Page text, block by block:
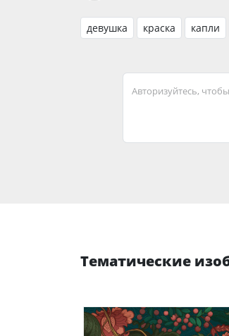
девушка краска капли
Авторизуйтесь,
Тематические